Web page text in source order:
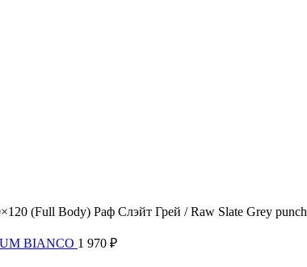
(Full Body) Раф Слэйт Грей / Raw Slate Grey punch
BIANCO 1 970 ₽